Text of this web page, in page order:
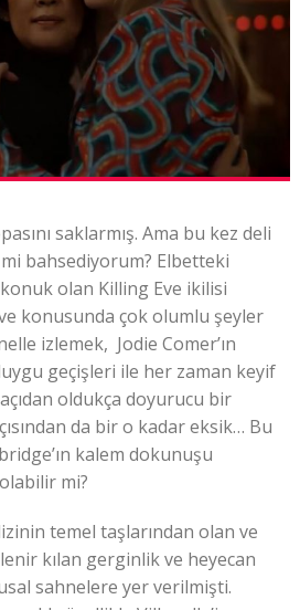
saklarmış. Ama bu kez deli
bahsediyorum? Elbetteki
olan Killing Eve ikilisi
konusunda çok olumlu şeyler
izlemek, Jodie Comer’ın
geçişleri ile her zaman keyif
oldukça doyurucu bir
da bir o kadar eksik… Bu
kalem dokunuşu
mi?
temel taşlarından olan ve
kılan gerginlik ve heyecan
sahnelere yer verilmişti.